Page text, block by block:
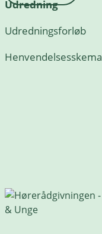
Udredning
Udredningsforløb
Henvendelsesskema